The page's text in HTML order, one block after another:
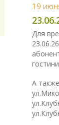
19
Для
А